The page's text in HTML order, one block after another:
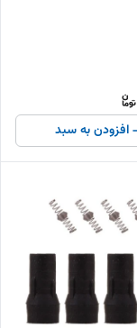
افزودن به سبد